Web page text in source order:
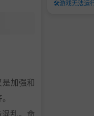
加强和
乱。命
🛠️游戏无法运